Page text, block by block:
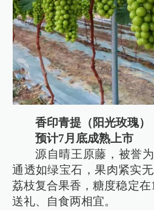
香印青提（阳光玫瑰）
预计7月底成熟上市
源自晴王原藤，被誉
通透如绿宝石，果肉紧实
荔枝复合果香，糖度稳定在
送礼、自食两相宜。